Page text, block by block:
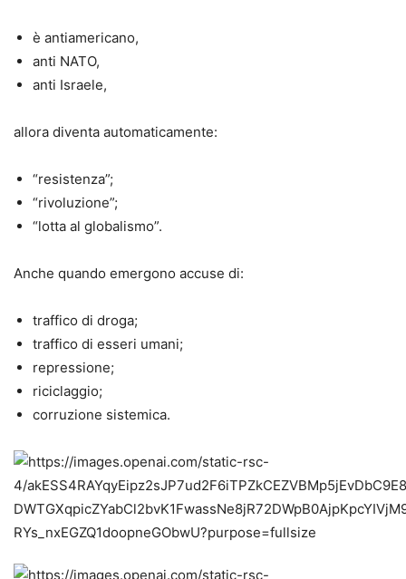
è antiamericano,
anti NATO,
anti Israele,
allora diventa automaticamente:
“resistenza”;
“rivoluzione”;
“lotta al globalismo”.
Anche quando emergono accuse di:
traffico di droga;
traffico di esseri umani;
repressione;
riciclaggio;
corruzione sistemica.